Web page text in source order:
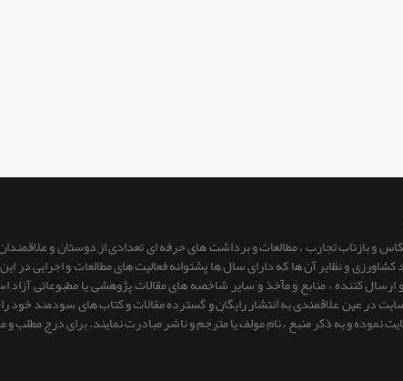
و بازتاب تجارب ، مطالعات و برداشت های حرفه ای تعدادی از دوستان و
کشاورزی و نظایر آن ها که دارای سال ها پشتوانه فعالیت های مطالعات و
ارسال کننده ، منابع و مآخذ و سایر شاخصه های مقالات پژوهشی یا مطبوعاتی
در عین علاقمندی به انتشار رایگان و گسترده مقالات و کتاب های سودمند خود را
نموده و به ذکر منبع ، نام مولف یا مترجم و ناشر مبادرت نمایند. برای درج مطلب و